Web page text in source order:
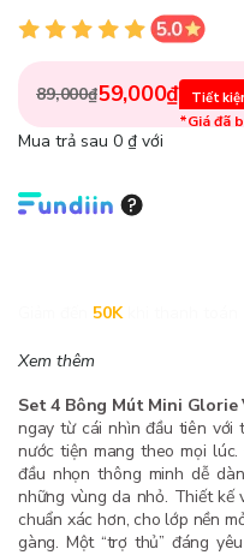
89,000₫59,000₫ Tiết
*Giá đã
Mua trả sau 0 ₫ với
50K
Xem thêm
Set 4 Bông Mút Mini
ngay từ cái nhìn đầu tiên với
nước tiện mang theo mọi
đầu nhọn thông minh dễ
những vùng da nhỏ. Thiết kế
chuẩn xác hơn, cho lớp nền
gàng. Một “trợ thủ” đáng